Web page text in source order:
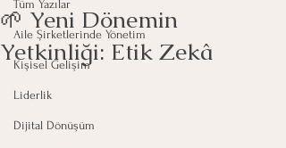
Tüm Yazılar
Aile Şirketlerinde Yönetim
Kişisel Gelişim
Liderlik
Dijital Dönüşüm
🌱 Yeni Dönemin
Yetkinliği: Etik Zekâ